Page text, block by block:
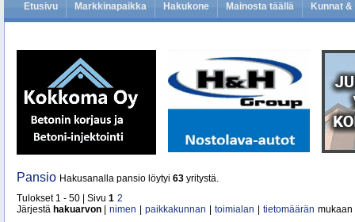
Etusivu Markkinapaikka Hakukone Mainosta täällä Kunnat
Pansio Hakusanalla pansio löytyi 63 yritystä.
Tulokset 1 - 50 | Sivu 1 2
Järjestä hakuarvon nimen paikkakunnan toimialan tietomäärän mukaan